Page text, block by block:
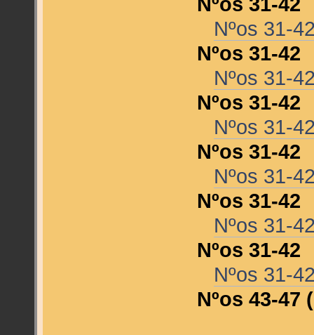
Nºos 31-
Nºos 31-42
Nºos 31-
Nºos 31-42
Nºos 31-
Nºos 31-42
Nºos 31-
Nºos 31-42
Nºos 31-
Nºos 31-42
Nºos 31-
Nºos 43-